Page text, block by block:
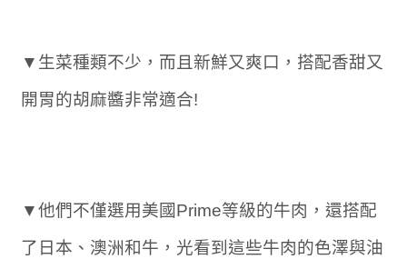
▼生菜種類不少，而且新鮮又爽口，搭配香甜又
開胃的胡麻醬非常適合!
▼他們不僅選用美國Prime等級的牛肉，還搭配
了日本、澳洲和牛，光看到這些牛肉的色澤與油